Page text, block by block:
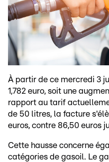
À partir de ce mercredi 3
1,782 euro, soit une
rapport au tarif
de 50 litres, la facture
euros, contre 86,50 euros
Cette hausse concerne
catégories de gasoil. Le